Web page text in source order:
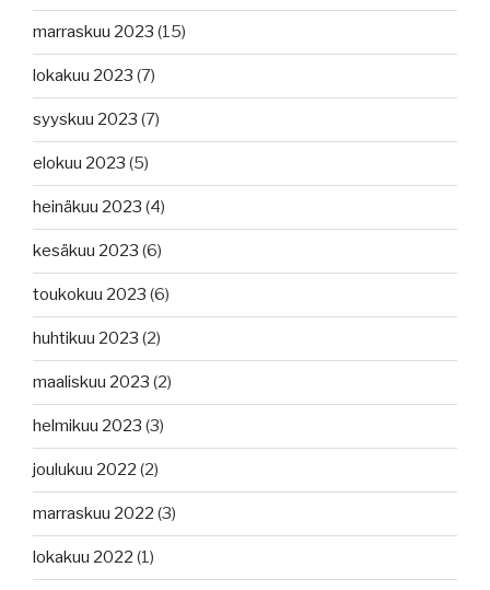
marraskuu 2023 (15)
lokakuu 2023 (7)
syyskuu 2023 (7)
elokuu 2023 (5)
heinäkuu 2023 (4)
kesäkuu 2023 (6)
toukokuu 2023 (6)
huhtikuu 2023 (2)
maaliskuu 2023 (2)
helmikuu 2023 (3)
joulukuu 2022 (2)
marraskuu 2022 (3)
lokakuu 2022 (1)